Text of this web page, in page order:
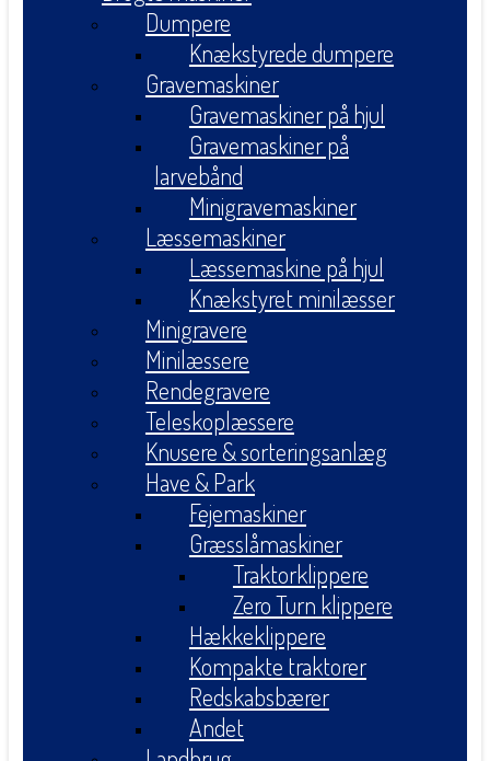
Dumpere
Knækstyrede dumpere
Gravemaskiner
Gravemaskiner på hjul
Gravemaskiner på
larvebånd
Minigravemaskiner
Læssemaskiner
Læssemaskine på hjul
Knækstyret minilæsser
Minigravere
Minilæssere
Rendegravere
Teleskoplæssere
Knusere & sorteringsanlæg
Have & Park
Fejemaskiner
Græsslåmaskiner
Traktorklippere
Zero Turn klippere
Hækkeklippere
Kompakte traktorer
Redskabsbærer
Andet